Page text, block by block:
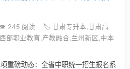
👁️ 245 阅读
🏷️ 甘肃专升本,甘肃高
部职业教育,产教融合,兰州新区,中本
重磅动态：全省中职统一招生报名系